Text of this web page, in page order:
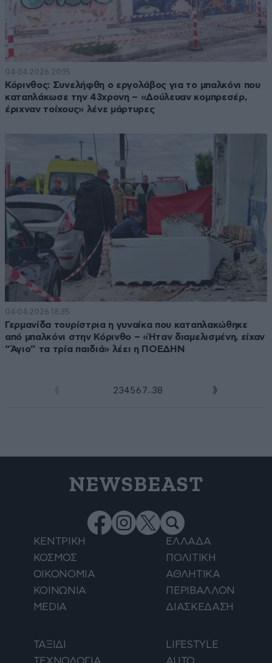
04·04·2026 20:15
Κόρινθος: Συνελήφθη ο εργολάβος για το μπαλκόνι που
καταπλάκωσε την 43χρονη – «Δούλευαν κομπρεσέρ,
έριχναν τοίχους» λένε μάρτυρες
04·04·2026 18:35
Γερμανίδα τουρίστρια η γυναίκα που καταπλακώθηκε
από μπαλκόνι στην Κόρινθο – «Ήταν διαμελισμένη, είχαν
“Άγιο” τα τρία παιδιά» λέει η ΠΟΕΔΗΝ
234 5 6 7...38
NEWSBEAST
ΚΕΝΤΡΙΚΗ
ΕΛΛΑΔΑ
ΚΟΣΜΟΣ
ΠΟΛΙΤΙΚΗ
ΟΙΚΟΝΟΜΙΑ
ΑΘΛΗΤΙΚΑ
ΚΟΙΝΩΝΙΑ
ΠΕΡΙΒΑΛΛΟΝ
MEDIA
ΔΙΑΣΚΕΔΑΣΗ
ΤΑΞΙΔΙ
LIFESTYLE
ΤΕΧΝΟΛΟΓΙΑ
AUTO